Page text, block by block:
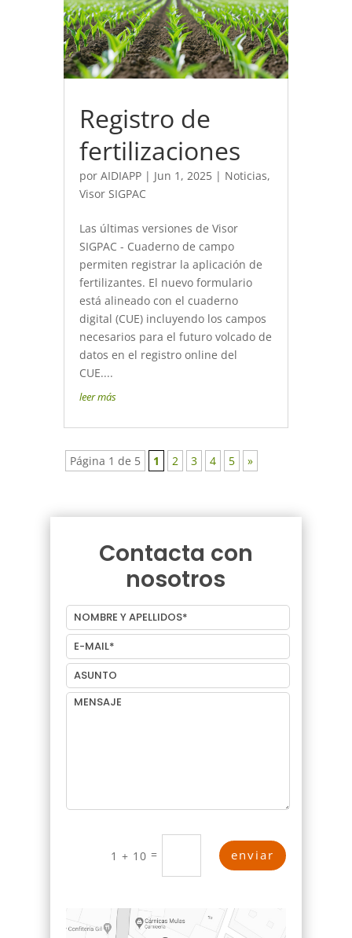
Registro de
fertilizaciones
por AIDIAPP| Jun 1, 2025| Noticias,
Visor SIGPAC
Las últimas versiones de Visor
SIGPAC - Cuaderno de campo
permiten registrar la aplicación de
fertilizantes. El nuevo formulario
está alineado con el cuaderno
digital (CUE) incluyendo los campos
necesarios para el futuro volcado de
datos en el registro online del
CUE....
leer más
Página 1 de 5 1 2 3 4 5 »
Contacta con
nosotros
1 + 10 = enviar